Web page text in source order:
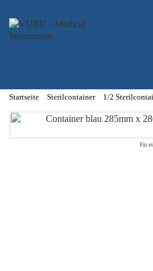
Startseite Sterilcontainer 1/2
Für